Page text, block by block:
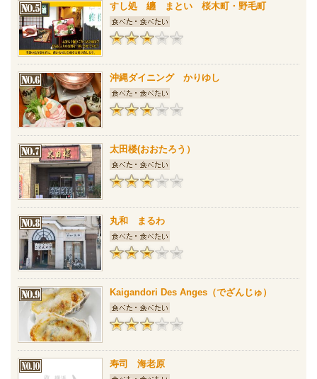
すし処 纏 まとい 桜木町・野毛町
沖縄ダイニング かりゆし
太田楼(おおたろう）
丸和 まるわ
Kaigandori Des Anges（でざんじゅ）
寿司 海老原